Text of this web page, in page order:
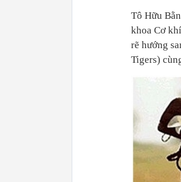
Tô Hữu
khoa Cơ
rẽ hướng
Tigers)